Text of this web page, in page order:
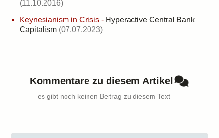
(11.10.2016)
Keynesianism in Crisis - Hyperactive Central Bank
Capitalism (07.07.2023)
Kommentare zu diesem Artikel
es gibt noch keinen Beitrag zu diesem Text